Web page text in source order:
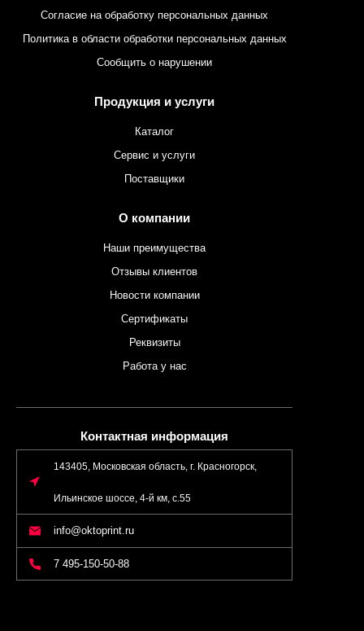
Согласие на обработку персональных данных
Политика в области обработки персональных данных
Сообщить о нарушении
Продукция и услуги
Каталог
Сервис и услуги
Поставщики
О компании
Наши преимущества
Отзывы клиентов
Новости компании
Сертификаты
Реквизиты
Работа у нас
Контактная информация
143405, Московская область, г. Красногорск,
Ильинское шоссе, 4-й км, с.55
info@oktoprint.ru
7 495-150-50-88